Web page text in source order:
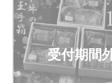
受付期間